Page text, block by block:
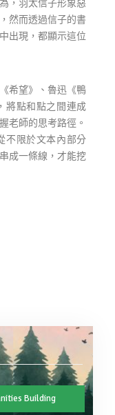
，羽太信子形象惡
然而透過信子的書
出現，都顯示這位
希望》、魯迅《鴨
將點和點之間連成
老師的思考路徑。
不限於文本內部分
成一條線，才能挖
Building